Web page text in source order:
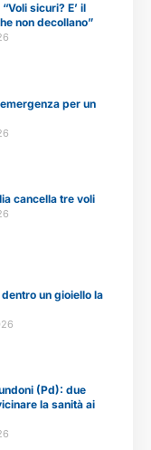
sicuri? E’ il
non decollano”
per un
cancella tre voli
un gioiello la
(Pd): due
la sanità ai